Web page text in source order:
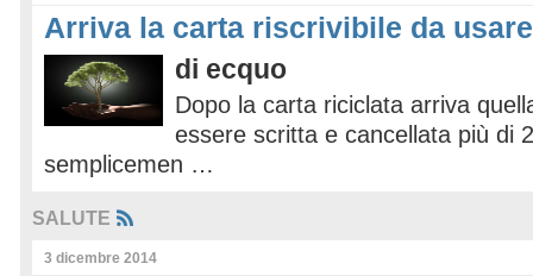
Arriva la carta riscrivibile da
di ecquo
Dopo la carta riciclata arriva
essere scritta e cancellata più di
semplicemen …
SALUTE
3 dicembre 2014